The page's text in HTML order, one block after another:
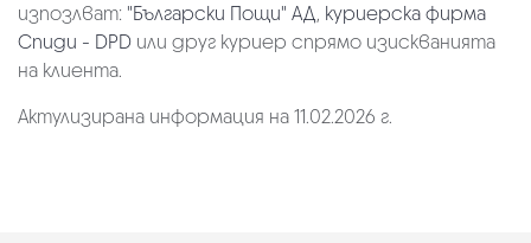
изпозлват: "Български Пощи" АД, куриерска фирма
Спиди - DPD или друг куриер спрямо изискванията
на клиента.
Актулизирана информация на 11.02.2026 г.